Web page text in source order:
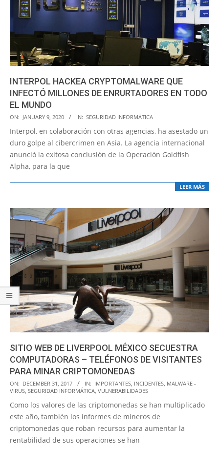
INTERPOL HACKEA CRYPTOMALWARE QUE
INFECTÓ MILLONES DE ENRURTADORES EN TODO
EL MUNDO
2020-
01-
09
ON: JANUARY 9, 2020 IN: SEGURIDAD INFORMÁTICA
Interpol, en colaboración con otras agencias, ha asestado un
duro golpe al cibercrimen en Asia. La agencia internacional
anunció la exitosa conclusión de la Operación Goldfish
Alpha, para la que
LEER MÁS
SITIO WEB DE LIVERPOOL MÉXICO SECUESTRA
COMPUTADORAS – TELÉFONOS DE VISITANTES
PARA MINAR CRIPTOMONEDAS
2017-
12-
31
ON: DECEMBER 31, 2017 IN: IMPORTANTES INCIDENTES MALWARE -
VIRUS SEGURIDAD INFORMÁTICA VULNERABILIDADES
Como los valores de las criptomonedas se han multiplicado
este año, también los informes de mineros de
criptomonedas que roban recursos para aumentar la
rentabilidad de sus operaciones se han